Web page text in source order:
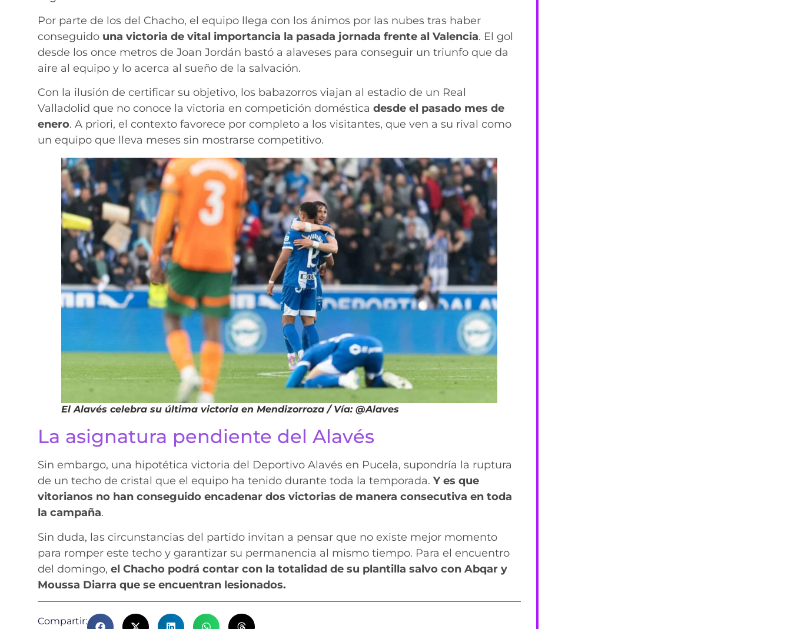
Por parte de los del Chacho, el equipo llega con los ánimos por las nubes tras haber
conseguido una victoria de vital importancia la pasada jornada frente al Valencia. El gol
desde los once metros de Joan Jordán bastó a alaveses para conseguir un triunfo que da
aire al equipo y lo acerca al sueño de la salvación.
Con la ilusión de certificar su objetivo, los babazorros viajan al estadio de un Real
Valladolid que no conoce la victoria en competición doméstica desde el pasado mes de
enero. A priori, el contexto favorece por completo a los visitantes, que ven a su rival como
un equipo que lleva meses sin mostrarse competitivo.
El Alavés celebra su última victoria en Mendizorroza / Vía: @Alaves
La asignatura pendiente del Alavés
Sin embargo, una hipotética victoria del Deportivo Alavés en Pucela, supondría la ruptura
de un techo de cristal que el equipo ha tenido durante toda la temporada. Y es que
vitorianos no han conseguido encadenar dos victorias de manera consecutiva en toda
la campaña.
Sin duda, las circunstancias del partido invitan a pensar que no existe mejor momento
para romper este techo y garantizar su permanencia al mismo tiempo. Para el encuentro
del domingo, el Chacho podrá contar con la totalidad de su plantilla salvo con Abqar y
Moussa Diarra que se encuentran lesionados.
Compartir: